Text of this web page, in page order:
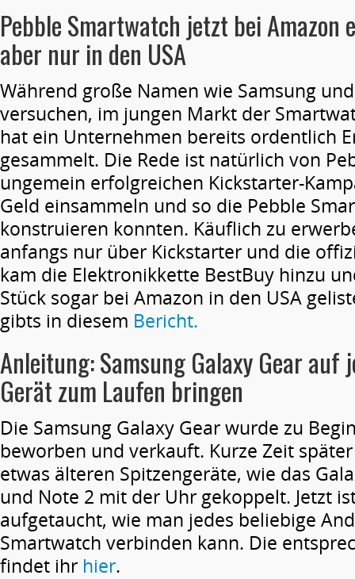
Pebble Smartwatch jetzt bei
aber nur in den USA
Während große Namen wie Samsung
versuchen, im jungen Markt der
hat ein Unternehmen bereits ordentlich
gesammelt. Die Rede ist natürlich von
ungemein erfolgreichen Kickstarter-
Geld einsammeln und so die Pebble
konstruieren konnten. Käuflich zu
anfangs nur über Kickstarter und die
kam die Elektronikkette BestBuy hinzu
Stück sogar bei Amazon in den USA
gibts in diesem Bericht.
Anleitung: Samsung Galaxy Gear auf
Gerät zum Laufen bringen
Die Samsung Galaxy Gear wurde zu
beworben und verkauft. Kurze Zeit
etwas älteren Spitzengeräte, wie das
und Note 2 mit der Uhr gekoppelt. Jetzt
aufgetaucht, wie man jedes beliebige
Smartwatch verbinden kann. Die
findet ihr hier.